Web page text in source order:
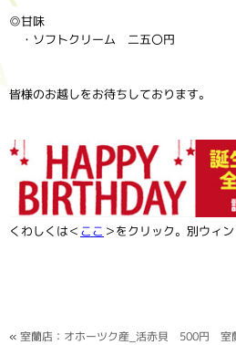
◎甘味
・ソフトクリーム 二五〇円
皆様のお越しをお待ちしております。
くわしくは＜ ここ ＞をクリック。別ウィン
« 室蘭店：オホーツク産_活赤貝 500円 室